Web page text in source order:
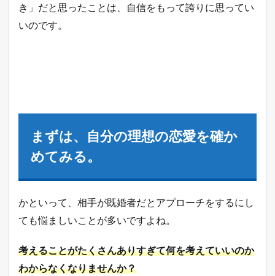
い答
えを
探し
後の
行動
が見
えて
8
まと
め。
き」だと思ったことは、自信をもって誇りに思ってい
いのです。
まずは、自分の理想の恋愛を確か
めてみる。
かといって、相手が既婚者だとアプローチをするにし
ても悩ましいことが多いですよね。
考えることがたくさんありすぎて何を考えていいのか
わからなくなりませんか？